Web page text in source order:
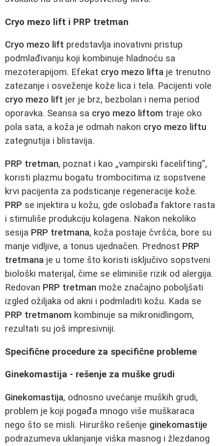
Cryo mezo lift i PRP tretman
Cryo mezo lift predstavlja inovativni pristup
podmlađivanju koji kombinuje hladnoću sa
mezoterapijom. Efekat cryo mezo lifta je trenutno
zatezanje i osveženje kože lica i tela. Pacijenti vole
cryo mezo lift jer je brz, bezbolan i nema period
oporavka. Seansa sa cryo mezo liftom traje oko
pola sata, a koža je odmah nakon cryo mezo liftu
zategnutija i blistavija.
PRP tretman, poznat i kao „vampirski facelifting“,
koristi plazmu bogatu trombocitima iz sopstvene
krvi pacijenta za podsticanje regeneracije kože.
PRP se injektira u kožu, gde oslobađa faktore rasta
i stimuliše produkciju kolagena. Nakon nekoliko
sesija PRP tretmana, koža postaje čvršća, bore su
manje vidljive, a tonus ujednačen. Prednost PRP
tretmana je u tome što koristi isključivo sopstveni
biološki materijal, čime se eliminiše rizik od alergija.
Redovan PRP tretman može značajno poboljšati
izgled ožiljaka od akni i podmladiti kožu. Kada se
PRP tretmanom kombinuje sa mikronidlingom,
rezultati su još impresivniji.
Specifične procedure za specifične probleme
Ginekomastija - rešenje za muške grudi
Ginekomastija, odnosno uvećanje muških grudi,
problem je koji pogađa mnogo više muškaraca
nego što se misli. Hirurško rešenje ginekomastije
podrazumeva uklanjanje viška masnog i žlezdanog